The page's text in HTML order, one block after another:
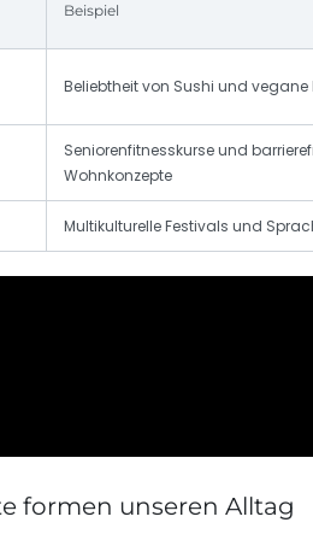
Beispiel
Beliebtheit von Sushi und vegane
Seniorenfitnesskurse und
Wohnkonzepte
Multikulturelle Festivals und
formen unseren Alltag